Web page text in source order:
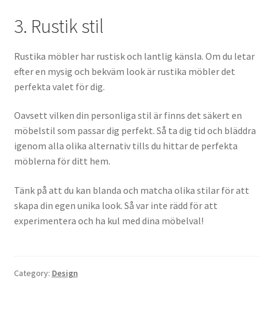
3. Rustik stil
Rustika möbler har rustisk och lantlig känsla. Om du letar
efter en mysig och bekväm look är rustika möbler det
perfekta valet för dig.
Oavsett vilken din personliga stil är finns det säkert en
möbelstil som passar dig perfekt. Så ta dig tid och bläddra
igenom alla olika alternativ tills du hittar de perfekta
möblerna för ditt hem.
Tänk på att du kan blanda och matcha olika stilar för att
skapa din egen unika look. Så var inte rädd för att
experimentera och ha kul med dina möbelval!
Category: Design